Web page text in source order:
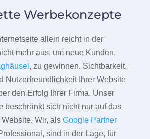
Werbekonzepte
allein reicht in der
mehr aus, um neue Kunden,
, zu gewinnen. Sichtbarkeit,
Nutzerfreundlichkeit Ihrer Website
den Erfolg Ihrer Firma. Unser
beschränkt sich nicht nur auf das
Wir, als Google Partner
sind in der Lage, für